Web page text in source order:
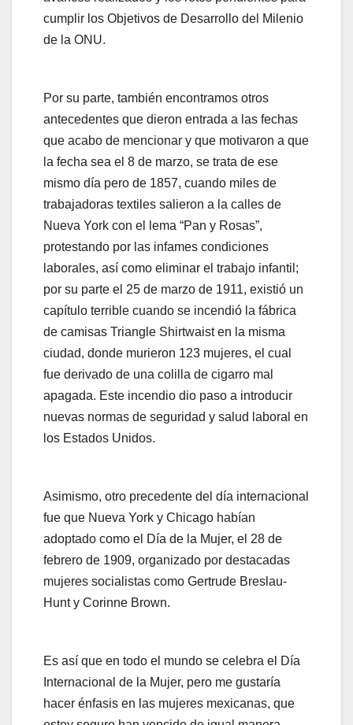
cumplir los Objetivos de Desarrollo del Milenio
de la ONU.
Por su parte, también encontramos otros
antecedentes que dieron entrada a las fechas
que acabo de mencionar y que motivaron a que
la fecha sea el 8 de marzo, se trata de ese
mismo día pero de 1857, cuando miles de
trabajadoras textiles salieron a la calles de
Nueva York con el lema “Pan y Rosas”,
protestando por las infames condiciones
laborales, así como eliminar el trabajo infantil;
por su parte el 25 de marzo de 1911, existió un
capítulo terrible cuando se incendió la fábrica
de camisas Triangle Shirtwaist en la misma
ciudad, donde murieron 123 mujeres, el cual
fue derivado de una colilla de cigarro mal
apagada. Este incendio dio paso a introducir
nuevas normas de seguridad y salud laboral en
los Estados Unidos.
Asimismo, otro precedente del día internacional
fue que Nueva York y Chicago habían
adoptado como el Día de la Mujer, el 28 de
febrero de 1909, organizado por destacadas
mujeres socialistas como Gertrude Breslau-
Hunt y Corinne Brown.
Es así que en todo el mundo se celebra el Día
Internacional de la Mujer, pero me gustaría
hacer énfasis en las mujeres mexicanas, que